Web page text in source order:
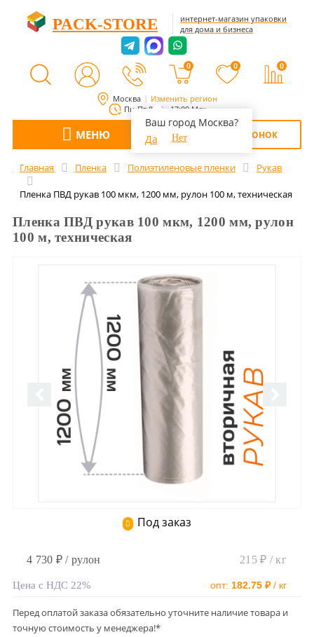
Москва Изменить регион
Ваш город Москва?
Да
Нет
Пн-Пт 8:00 - 17:00 Мск
PACK-STORE
интернет-магазин упаковки
для дома и бизнеса
0 0 0
МЕНЮ ОБРАТНЫЙ ЗВОНОК
Главная Пленка Полиэтиленовые пленки Рукав
Пленка ПВД рукав 100 мкм, 1200 мм, рулон 100 м, техническая
Пленка ПВД рукав 100 мкм, 1200 мм, рулон
100 м, техническая
Под заказ
4 730 ₽ / рулон 215 ₽ / кг
Цена с НДС 22% опт: 182.75 ₽/ кг
Перед оплатой заказа обязательно уточните наличие товара и
точную стоимость у менеджера!*